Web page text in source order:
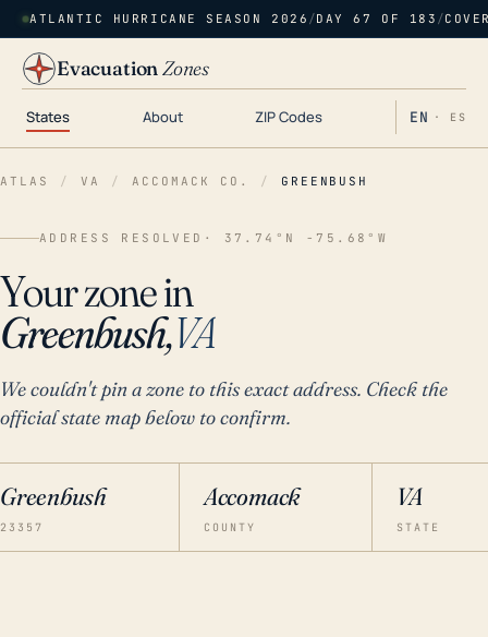
ATLANTIC HURRICANE SEASON 2026 /DAY 67 OF 183 /
EvacuationZones
States About ZIP Codes EN · ES
ATLAS / VA / ACCOMACK CO. / GREENBUSH
ADDRESS RESOLVED · 37.74°N -75.68°W
Your zone in
Greenbush,VA
We couldn't pin a zone to this exact address. Check the
official state map below to confirm.
Greenbush
23357
Accomack
COUNTY
VA
STATE